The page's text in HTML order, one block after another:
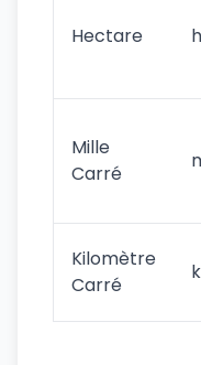
Hectare
Mille
Carré
Kilomètre
Carré